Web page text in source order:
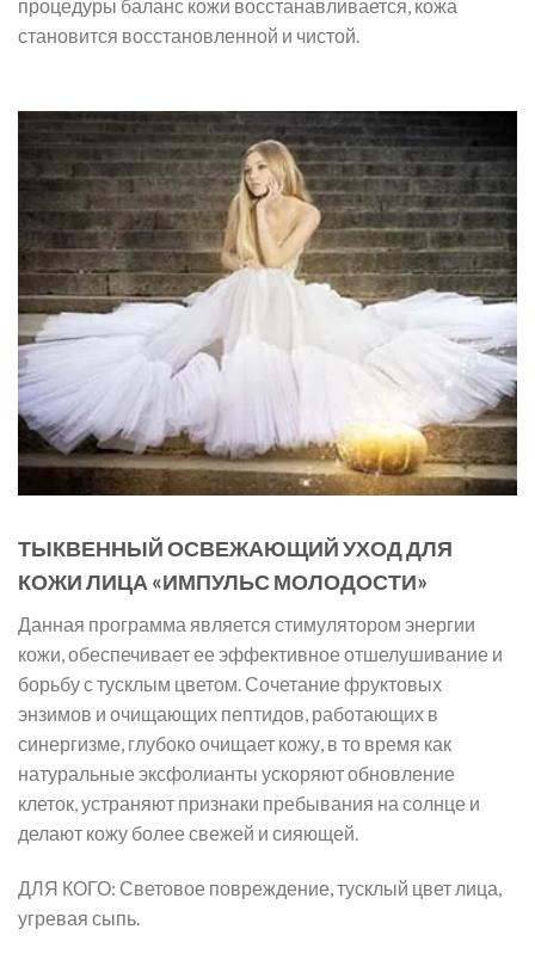
процедуры баланс кожи восстанавливается, кожа
становится восстановленной и чистой.
ТЫКВЕННЫЙ ОСВЕЖАЮЩИЙ УХОД ДЛЯ
КОЖИ ЛИЦА «ИМПУЛЬС МОЛОДОСТИ»
Данная программа является стимулятором энергии
кожи, обеспечивает ее эффективное отшелушивание и
борьбу с тусклым цветом. Сочетание фруктовых
энзимов и очищающих пептидов, работающих в
синергизме, глубоко очищает кожу, в то время как
натуральные эксфолианты ускоряют обновление
клеток, устраняют признаки пребывания на солнце и
делают кожу более свежей и сияющей.
ДЛЯ КОГО: Световое повреждение, тусклый цвет лица,
угревая сыпь.